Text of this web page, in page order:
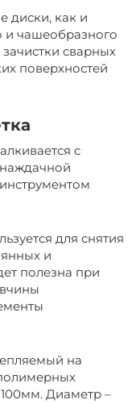
диски, как и
и чашеобразного
сварных
поверхностей
с
для снятия
и
полезна при
на
Диаметр –